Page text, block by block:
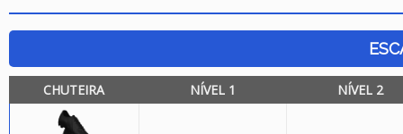
CHUTEIRA NÍVEL 1 NÍVEL 2